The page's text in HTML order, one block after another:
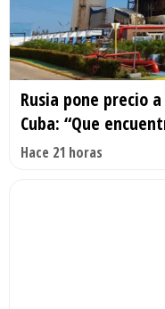
Rusia pone precio
Cuba: “Que
Hace 21 horas